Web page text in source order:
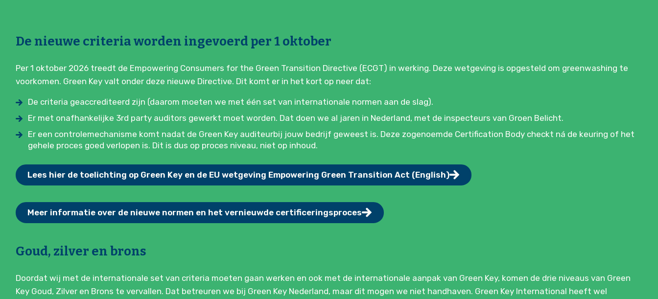
De nieuwe criteria worden ingevoerd per 1 oktober
Per 1 oktober 2026 treedt de Empowering Consumers for the Green Transition Directive (ECGT) in werking. Deze wetgeving is opgesteld om greenwashing te
voorkomen. Green Key valt onder deze nieuwe Directive. Dit komt er in het kort op neer dat:
De criteria geaccrediteerd zijn (daarom moeten we met één set van internationale normen aan de slag).
Er met onafhankelijke 3rd party auditors gewerkt moet worden. Dat doen we al jaren in Nederland, met de inspecteurs van Groen Belicht.
Er een controlemechanisme komt nadat de Green Key auditeurbij jouw bedrijf geweest is. Deze zogenoemde Certification Body checkt ná de keuring of het
gehele proces goed verlopen is. Dit is dus op proces niveau, niet op inhoud.
Lees hier de toelichting op Green Key en de EU wetgeving Empowering Green Transition Act (English)
Meer informatie over de nieuwe normen en het vernieuwde certificeringsproces
Goud, zilver en brons
Doordat wij met de internationale set van criteria moeten gaan werken en ook met de internationale aanpak van Green Key, komen de drie niveaus van Green
Key Goud, Zilver en Brons te vervallen. Dat betreuren we bij Green Key Nederland, maar dit mogen we niet handhaven. Green Key International heeft wel